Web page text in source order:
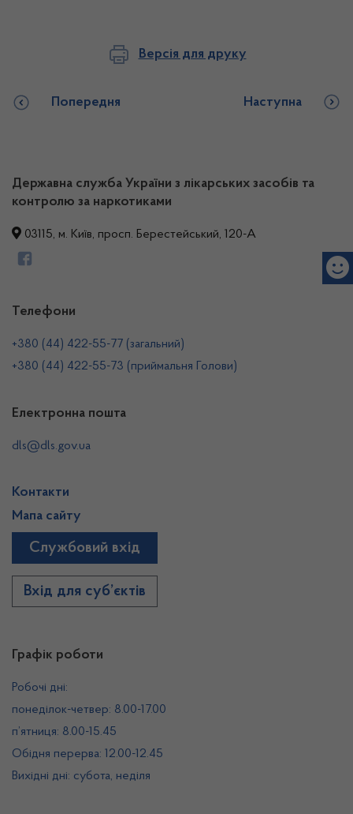
Версія для друку
Попередня Наступна
Державна служба України з лікарських засобів та
контролю за наркотиками
03115, м. Київ, просп. Берестейський, 120-А
Графік роботи
Робочі дні:
понеділок-четвер: 8.00-17.00
п’ятниця: 8.00-15.45
Обідня перерва: 12.00-12.45
Вихідні дні: субота, неділя
Телефони
+380 (44) 422-55-77 (загальний)
+380 (44) 422-55-73 (приймальня Голови)
Електронна пошта
dls@dls.gov.ua
Контакти
Мапа сайту
Службовий вхід
Вхід для суб’єктів